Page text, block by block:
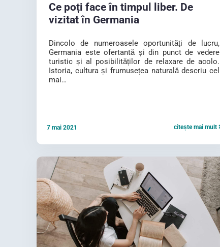
Ce poți face în timpul liber. De
vizitat în Germania
Dincolo de numeroasele oportunități de lucru,
Germania este ofertantă și din punct de vedere
turistic și al posibilităților de relaxare de acolo.
Istoria, cultura și frumusețea naturală descriu cel
mai…
citește mai mult
7 mai 2021